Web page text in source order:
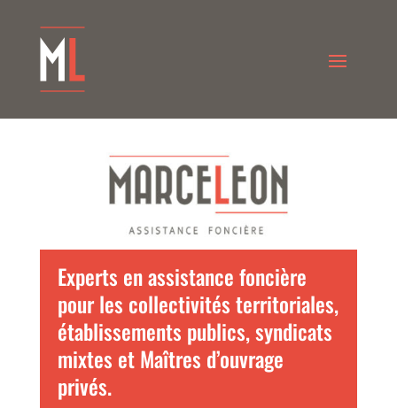
Experts en assistance foncière
pour les collectivités territoriales,
établissements publics, syndicats
mixtes et Maîtres d’ouvrage
privés.